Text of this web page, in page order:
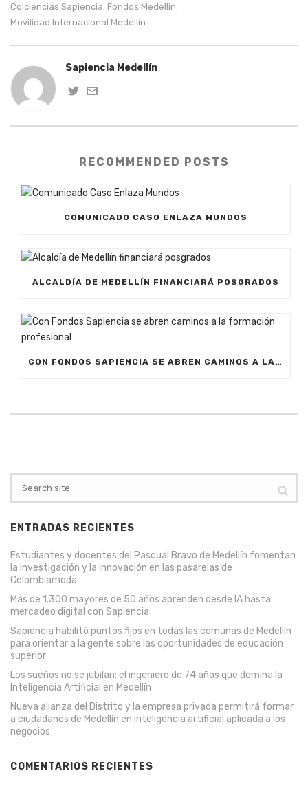
Colciencias Sapiencia, Fondos Medellin,
Movilidad Internacional Medellín
Sapiencia Medellín
RECOMMENDED POSTS
COMUNICADO CASO ENLAZA MUNDOS
ALCALDÍA DE MEDELLÍN FINANCIARÁ POSGRADOS
CON FONDOS SAPIENCIA SE ABREN CAMINOS A LA FORMACIÓN PROFESIONAL
ENTRADAS RECIENTES
Estudiantes y docentes del Pascual Bravo de Medellín fomentan
la investigación y la innovación en las pasarelas de
Colombiamoda
Más de 1.300 mayores de 50 años aprenden desde IA hasta
mercadeo digital con Sapiencia
Sapiencia habilitó puntos fijos en todas las comunas de Medellín
para orientar a la gente sobre las oportunidades de educación
superior
Los sueños no se jubilan: el ingeniero de 74 años que domina la
Inteligencia Artificial en Medellín
Nueva alianza del Distrito y la empresa privada permitirá formar
a ciudadanos de Medellín en inteligencia artificial aplicada a los
negocios
COMENTARIOS RECIENTES